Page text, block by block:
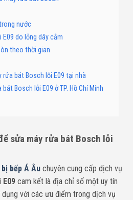
nước
E09 do lỏng dây cắm
theo thời gian
rửa bát Bosch lỗi E09 tại nhà
Bosch lỗi E09 ở TP. Hồ Chí Minh
sửa máy rửa bát Bosch lỗi
bếp Á Âu chuyên cung cấp dịch vụ
E09 cam kết là địa chỉ số một uy tín
với các ưu điểm trong dịch vụ